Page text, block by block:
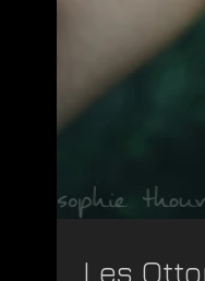
Les